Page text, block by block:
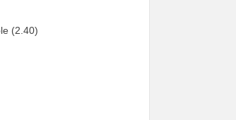
(2.40)